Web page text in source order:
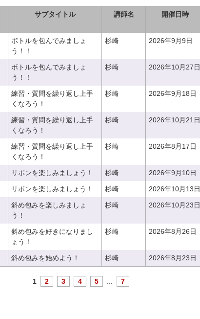
サブタイトル 講師名 開催日時
ボトルを包んでみましょ
う！！
杉崎 2026年9月9日
ボトルを包んでみましょ
う！！
杉崎 2026年10月27日
練習・質問を繰り返し上手
くなろう！
杉崎 2026年9月18日
練習・質問を繰り返し上手
くなろう！
杉崎 2026年10月21日
練習・質問を繰り返し上手
くなろう！
杉崎 2026年8月17日
リボンを楽しみましょう！ 杉崎 2026年9月10日
リボンを楽しみましょう！ 杉崎 2026年10月13日
斜め包みを楽しみましょ
う！
杉崎 2026年10月23日
斜め包みを好きになりまし
ょう！
杉崎 2026年8月26日
斜め包みを始めよう！ 杉崎 2026年8月23日
1 2 3 4 5 7